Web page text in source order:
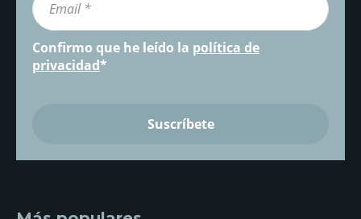
Confirmo que he leído la política de
privacidad*